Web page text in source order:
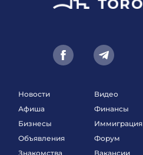
Новости
Афиша
Бизнесы
Объявления
Знакомства
Видео
Финансы
Иммиграция
Форум
Вакансии